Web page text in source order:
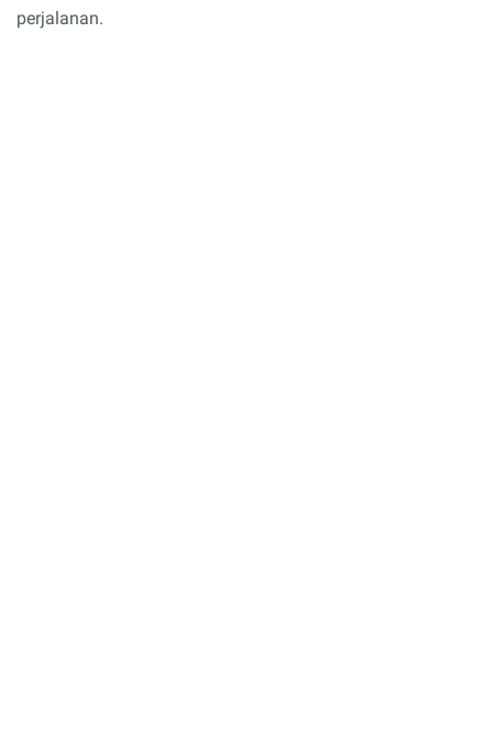
perjalanan.